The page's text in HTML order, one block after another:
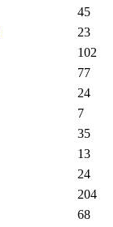
45
23
102
77
24
7
35
13
24
204
68